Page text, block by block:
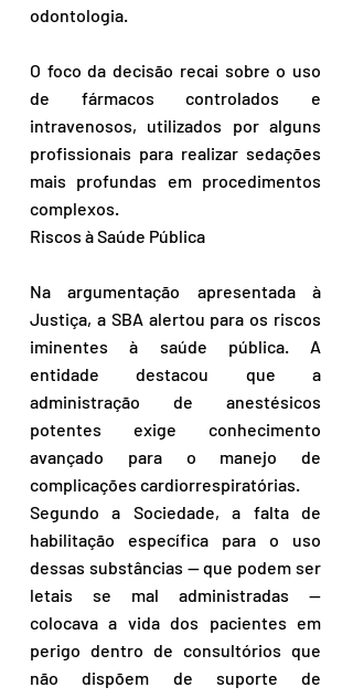
odontologia.
O foco da decisão recai sobre o uso
de fármacos controlados e
intravenosos, utilizados por alguns
profissionais para realizar sedações
mais profundas em procedimentos
complexos.
Riscos à Saúde Pública
Na argumentação apresentada à
Justiça, a SBA alertou para os riscos
iminentes à saúde pública. A
entidade destacou que a
administração de anestésicos
potentes exige conhecimento
avançado para o manejo de
complicações cardiorrespiratórias.
Segundo a Sociedade, a falta de
habilitação específica para o uso
dessas substâncias — que podem ser
letais se mal administradas —
colocava a vida dos pacientes em
perigo dentro de consultórios que
não dispõem de suporte de